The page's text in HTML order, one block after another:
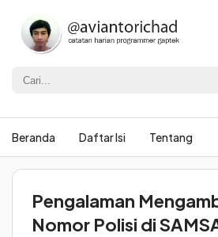
Beranda Daftar Isi Tentang
Pengalaman
Nomor Polisi di